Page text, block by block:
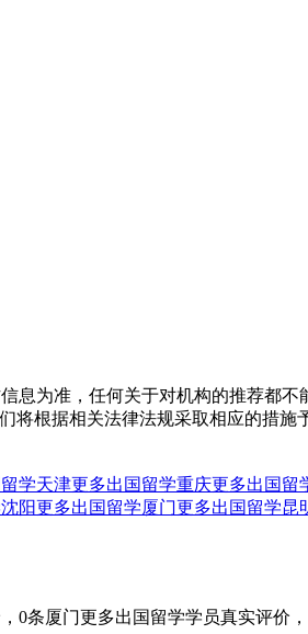
为准，任何关于对机构的推荐都
根据相关法律法规采取相应的措
学天津更多出国留学重庆更多出国留
沈阳更多出国留学厦门更多出国留学昆
0条厦门更多出国留学学员真实评价